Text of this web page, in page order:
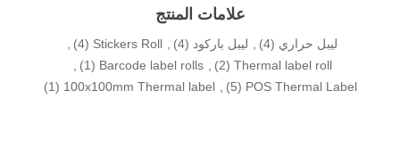
علامات المنتج
ليبل حراري (4)
, ليبل باركود (4)
,
Stickers Roll
(4)
,
Thermal label roll
(2)
,
Barcode label rolls
(1)
,
POS Thermal Label
(5)
,
100x100mm Thermal label
(1)